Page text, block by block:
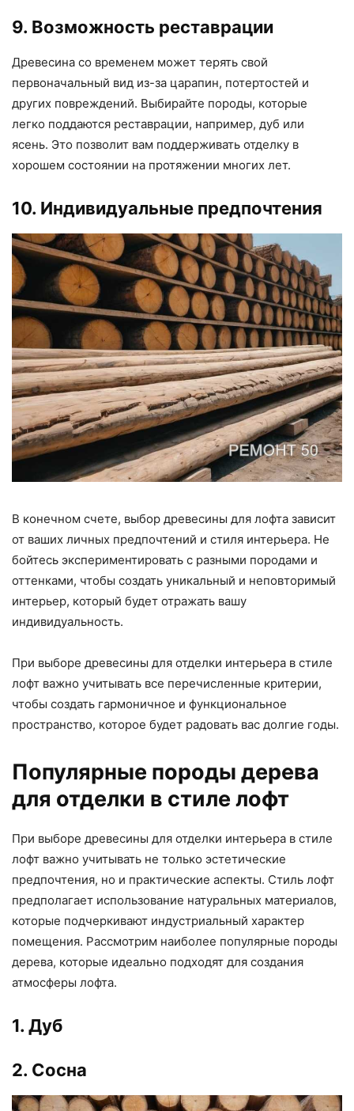
9. Возможность реставрации
Древесина со временем может терять свой
первоначальный вид из-за царапин, потертостей и
других повреждений. Выбирайте породы, которые
легко поддаются реставрации, например, дуб или
ясень. Это позволит вам поддерживать отделку в
хорошем состоянии на протяжении многих лет.
10. Индивидуальные предпочтения
В конечном счете, выбор древесины для лофта зависит
от ваших личных предпочтений и стиля интерьера. Не
бойтесь экспериментировать с разными породами и
оттенками, чтобы создать уникальный и неповторимый
интерьер, который будет отражать вашу
индивидуальность.
При выборе древесины для отделки интерьера в стиле
лофт важно учитывать все перечисленные критерии,
чтобы создать гармоничное и функциональное
пространство, которое будет радовать вас долгие годы.
Популярные породы дерева
для отделки в стиле лофт
При выборе древесины для отделки интерьера в стиле
лофт важно учитывать не только эстетические
предпочтения, но и практические аспекты. Стиль лофт
предполагает использование натуральных материалов,
которые подчеркивают индустриальный характер
помещения. Рассмотрим наиболее популярные породы
дерева, которые идеально подходят для создания
атмосферы лофта.
1. Дуб
2. Сосна